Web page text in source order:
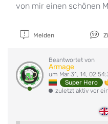
von mir einen schönen
Melden
Beantwortet von
Armage
um Mar 31, 14,
Super Hero
zuletzt aktiv vor